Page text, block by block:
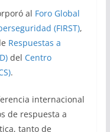
al Foro Global
(FIRST),
Respuestas a
del Centro
.
internacional
de respuesta a
tanto de